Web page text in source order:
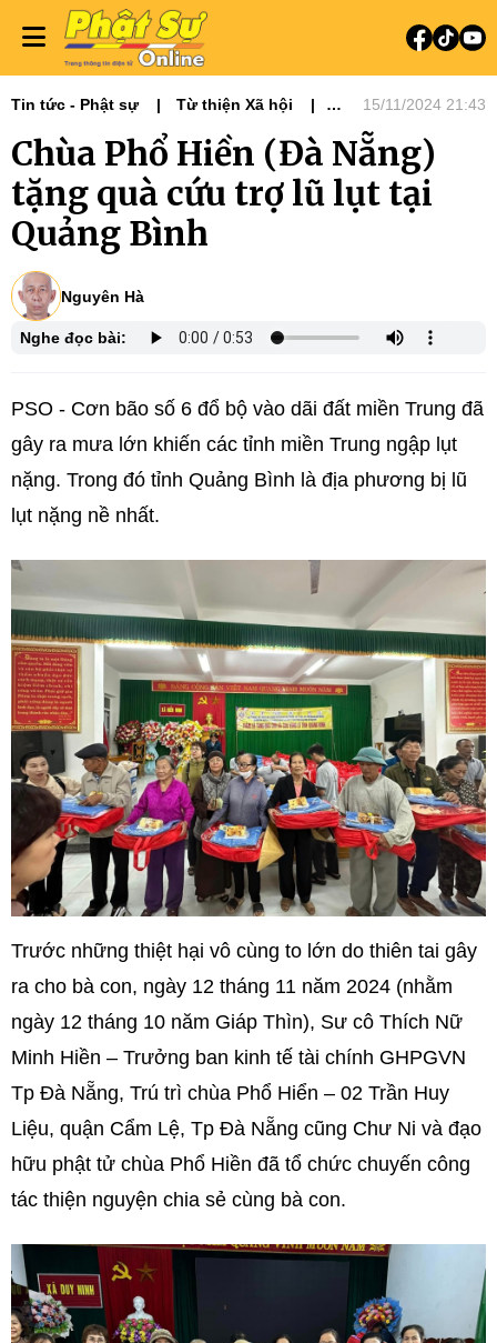
Tin tức - Phật sự
Từ thiện Xã hội
Từ Thiện Xã Hội
15/11/2024 21:43
Chùa Phổ Hiền (Đà Nẵng)
tặng quà cứu trợ lũ lụt tại
Quảng Bình
Nguyên Hà
Nghe đọc bài:
PSO - Cơn bão số 6 đổ bộ vào dãi đất miền Trung đã
gây ra mưa lớn khiến các tỉnh miền Trung ngập lụt
nặng. Trong đó tỉnh Quảng Bình là địa phương bị lũ
lụt nặng nề nhất.
Trước những thiệt hại vô cùng to lớn do thiên tai gây
ra cho bà con, ngày 12 tháng 11 năm 2024 (nhằm
ngày 12 tháng 10 năm Giáp Thìn), Sư cô Thích Nữ
Minh Hiền – Trưởng ban kinh tế tài chính GHPGVN
Tp Đà Nẵng, Trú trì chùa Phổ Hiển – 02 Trần Huy
Liệu, quận Cẩm Lệ, Tp Đà Nẵng cũng Chư Ni và đạo
hữu phật tử chùa Phổ Hiền đã tổ chức chuyến công
tác thiện nguyện chia sẻ cùng bà con.